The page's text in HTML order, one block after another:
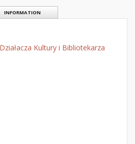
INFORMATION
Kultury i Bibliotekarza